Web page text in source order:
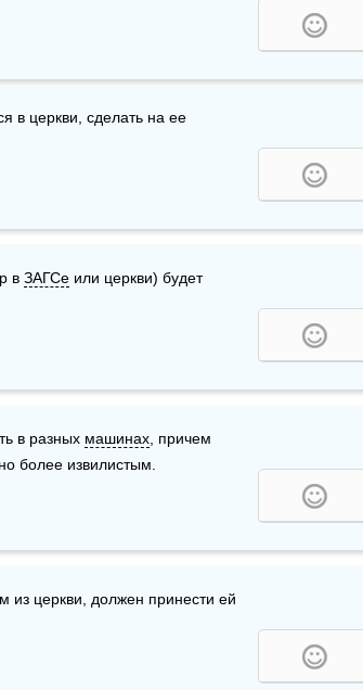
в церкви, сделать на ее
в ЗАГСе или церкви) будет
в разных машинах , причем
более извилистым.